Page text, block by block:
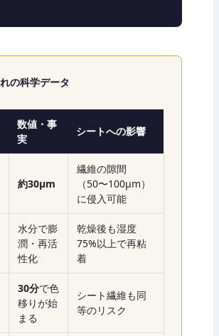
の科学データ
数値・事
実
シートへの影響
約30μm
繊維の隙間
（50〜100μm）
に侵入可能
水分で膨
潤・再活
性化
乾燥後も湿度
75%以上で再粘
着
30分で色
移りが始
まる
シート繊維も同
等のリスク